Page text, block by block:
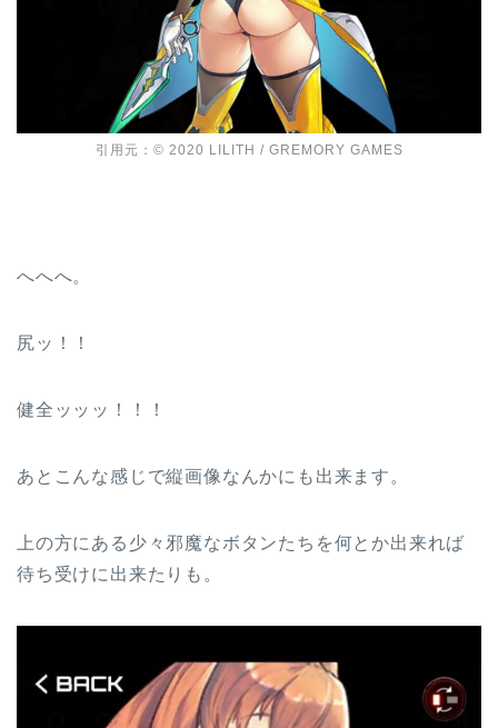
引用元：© 2020 LILITH / GREMORY GAMES
へへへ。
尻ッ！！
健全ッッッ！！！
あとこんな感じで縦画像なんかにも出来ます。
上の方にある少々邪魔なボタンたちを何とか出来れば
待ち受けに出来たりも。